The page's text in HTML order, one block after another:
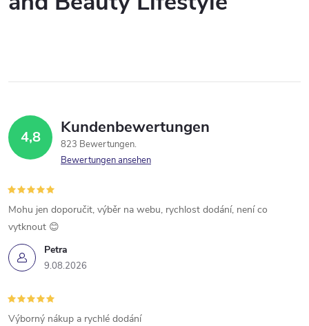
4,8 Kundenbewertungen
823 Bewertungen
Bewertungen ansehen
Petra
9.08.2026
Mohu jen doporučit, výběr na webu, rychlost dodání, není co
vytknout 😊
Výborný nákup a rychlé dodání